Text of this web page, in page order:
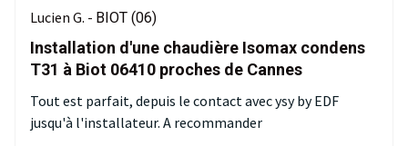
Lucien G. - BIOT (06)
Installation d'une chaudière Isomax condens
T31 à Biot 06410 proches de Cannes
Tout est parfait, depuis le contact avec ysy by EDF
jusqu'à l'installateur. A recommander